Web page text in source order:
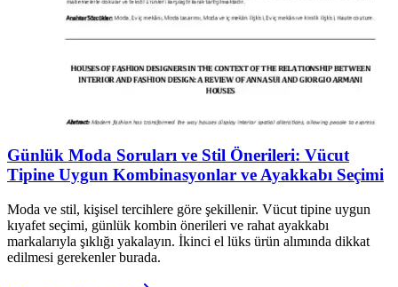
Günlük Moda Soruları ve Stil Önerileri: Vücut
Tipine Uygun Kombinasyonlar ve Ayakkabı Seçimi
Moda ve stil, kişisel tercihlere göre şekillenir. Vücut tipine uygun
kıyafet seçimi, günlük kombin önerileri ve rahat ayakkabı
markalarıyla şıklığı yakalayın. İkinci el lüks ürün alımında dikkat
edilmesi gerekenler burada.